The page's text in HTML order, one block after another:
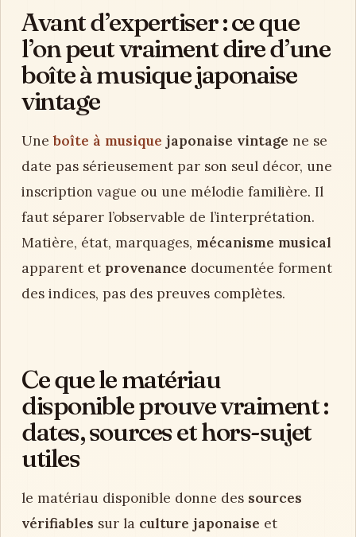
Avant d’expertiser : ce que
l’on peut vraiment dire d’une
boîte à musique japonaise
vintage
Uneboîte à musique japonaise vintage ne se
date pas sérieusement par son seul décor, une
inscription vague ou une mélodie familière. Il
faut séparer l’observable de l’interprétation.
Matière, état, marquages, mécanisme musical
apparent et provenance documentée forment
des indices, pas des preuves complètes.
Ce que le matériau
disponible prouve vraiment :
dates, sources et hors-sujet
utiles
le matériau disponible donne des sources
vérifiables sur la culture japonaise et